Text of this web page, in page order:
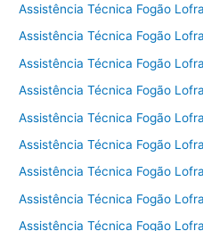
Assistência Técnica Fogão
Assistência Técnica Fogão
Assistência Técnica Fogão
Assistência Técnica Fogão
Assistência Técnica Fogão
Assistência Técnica Fogão
Assistência Técnica Fogão
Assistência Técnica Fogão
Assistência Técnica Fogão